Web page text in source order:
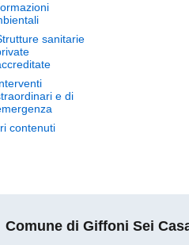
sanitarie
e di
contenuti
Comune di Giffoni Sei